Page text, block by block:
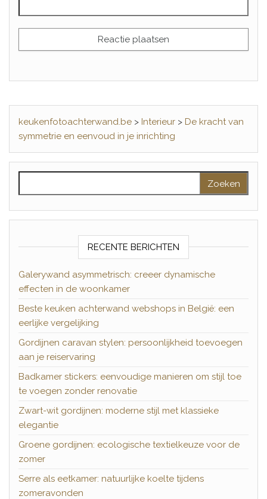
keukenfotoachterwand.be > Interieur > De kracht van
symmetrie en eenvoud in je inrichting
RECENTE BERICHTEN
Galerywand asymmetrisch: creeer dynamische
effecten in de woonkamer
Beste keuken achterwand webshops in België: een
eerlijke vergelijking
Gordijnen caravan stylen: persoonlijkheid toevoegen
aan je reiservaring
Badkamer stickers: eenvoudige manieren om stijl toe
te voegen zonder renovatie
Zwart-wit gordijnen: moderne stijl met klassieke
elegantie
Groene gordijnen: ecologische textielkeuze voor de
zomer
Serre als eetkamer: natuurlijke koelte tijdens
zomeravonden